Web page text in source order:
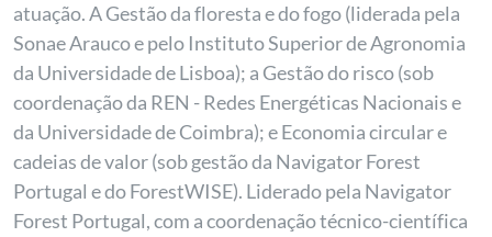
atuação. A Gestão da floresta e do fogo (liderada pela
Sonae Arauco e pelo Instituto Superior de Agronomia
da Universidade de Lisboa); a Gestão do risco (sob
coordenação da REN - Redes Energéticas Nacionais e
da Universidade de Coimbra); e Economia circular e
cadeias de valor (sob gestão da Navigator Forest
Portugal e do ForestWISE). Liderado pela Navigator
Forest Portugal, com a coordenação técnico-científica